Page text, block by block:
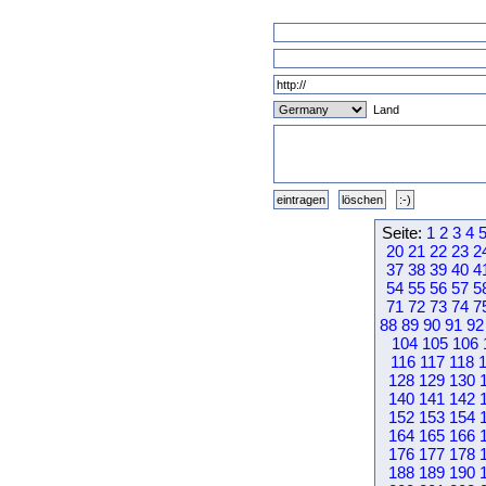
Land
Seite: 1 2 3 4 5
20 21 22 23
37 38 39 40
54 55 56 57
71 72 73 74
88 89 90 91 92
104 105 106
116 117 118
128 129 130
140 141 142
152 153 154
164 165 166
176 177 178
188 189 190